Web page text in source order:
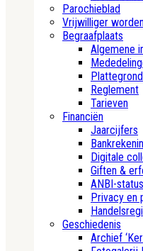
Parochieblad
Vrijwilliger
Begraafplaats
Algemene
Plattegrond
Reglement
Tarieven
Financiën
Jaarcijfers
Digitale
Giften &
ANBI-status
Privacy en
Geschiedenis
Archief